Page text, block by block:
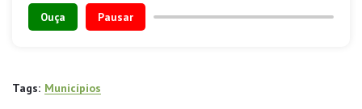
Ouça Pausar
Tags: Municípios